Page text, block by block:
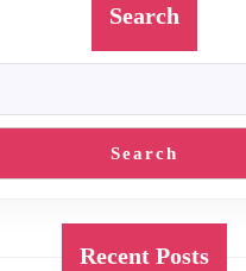
Search
Search
Recent Posts